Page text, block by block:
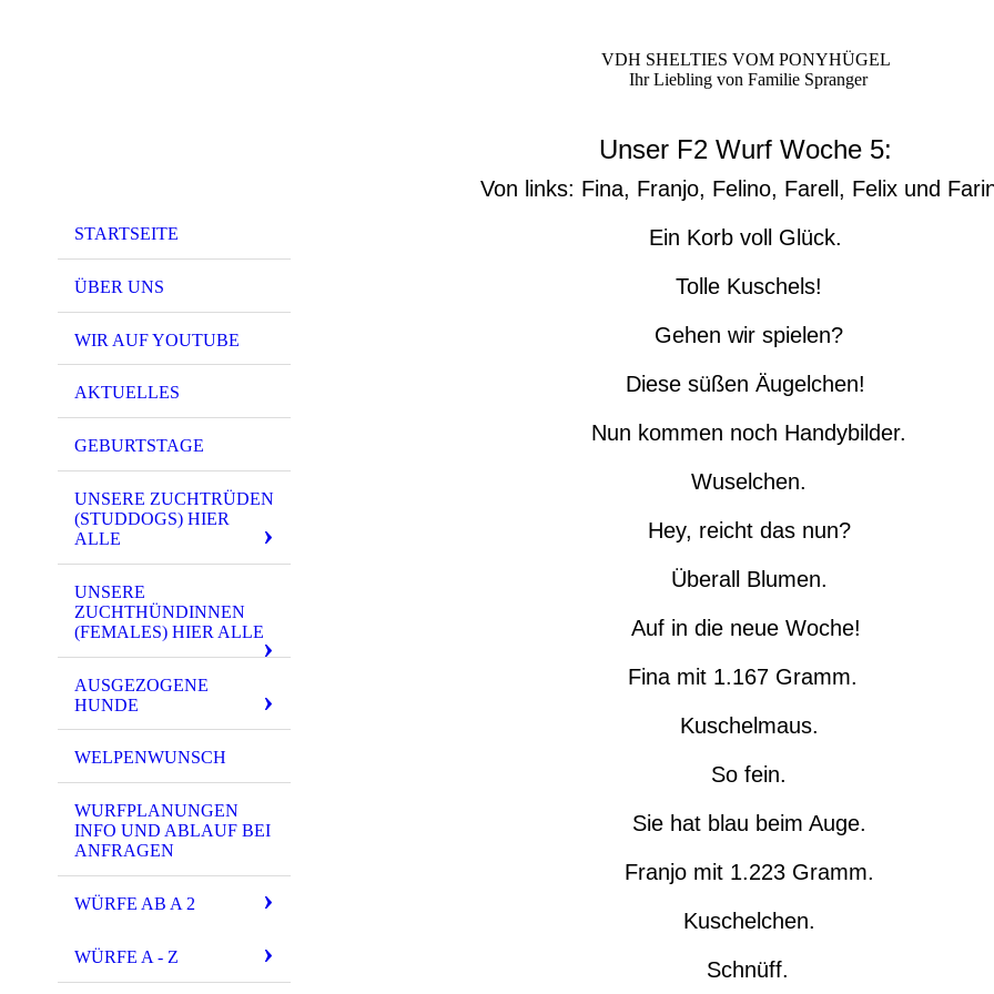
STARTSEITE
ÜBER UNS
WIR AUF YOUTUBE
AKTUELLES
GEBURTSTAGE
UNSERE ZUCHTRÜDEN
(STUDDOGS) HIER
ALLE
UNSERE
ZUCHTHÜNDINNEN
(FEMALES) HIER ALLE
AUSGEZOGENE
HUNDE
WELPENWUNSCH
WURFPLANUNGEN
INFO UND ABLAUF BEI
ANFRAGEN
WÜRFE AB A 2
WÜRFE A - Z
VDH SHELTIES VOM PONYHÜGEL
Ihr Liebling von Familie Spranger
Unser F2 Wurf Woche 5:
Von links: Fina, Franjo, Felino, Farell, Felix und
Ein Korb voll Glück.
Tolle Kuschels!
Gehen wir spielen?
Diese süßen Äugelchen!
Nun kommen noch Handybilder.
Wuselchen.
Hey, reicht das nun?
Überall Blumen.
Auf in die neue Woche!
Fina mit 1.167 Gramm.
Kuschelmaus.
So fein.
Sie hat blau beim Auge.
Franjo mit 1.223 Gramm.
Kuschelchen.
Schnüff.